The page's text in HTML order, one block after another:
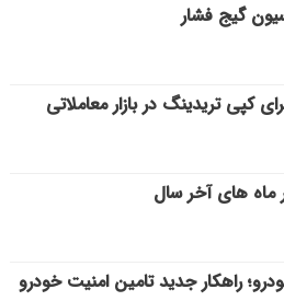
گیج فشار
کپی‌ تریدینگ در بازار معاملاتی
های آخر سال
راهکار جدید تامین امنیت خودرو